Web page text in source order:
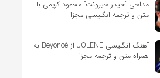
مداحی “حیدر حیرونت” محمود کریمی با
متن و ترجمه انگلیسی مجزا
آهنگ انگلیسی JOLENE از Beyoncé به
همراه متن و ترجمه مجزا